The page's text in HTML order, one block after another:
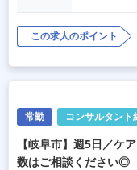
この求人のポイント
常勤 コンサルタント
【岐阜市】週5日／ケ
数はご相談ください◎